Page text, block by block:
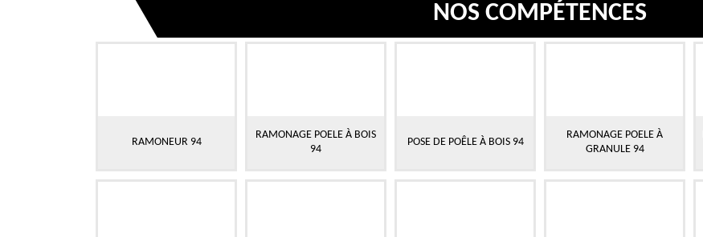
NOS COMPÉTENCES
RAMONEUR 94
RAMONAGE POELE À BOIS
94
POSE DE POÊLE À BOIS 94
RAMONAGE POELE À
GRANULE 94